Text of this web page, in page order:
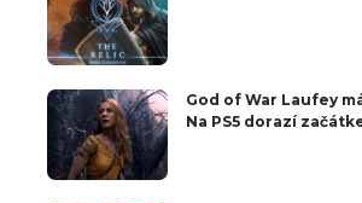
God of War Laufey
Na PS5 dorazí